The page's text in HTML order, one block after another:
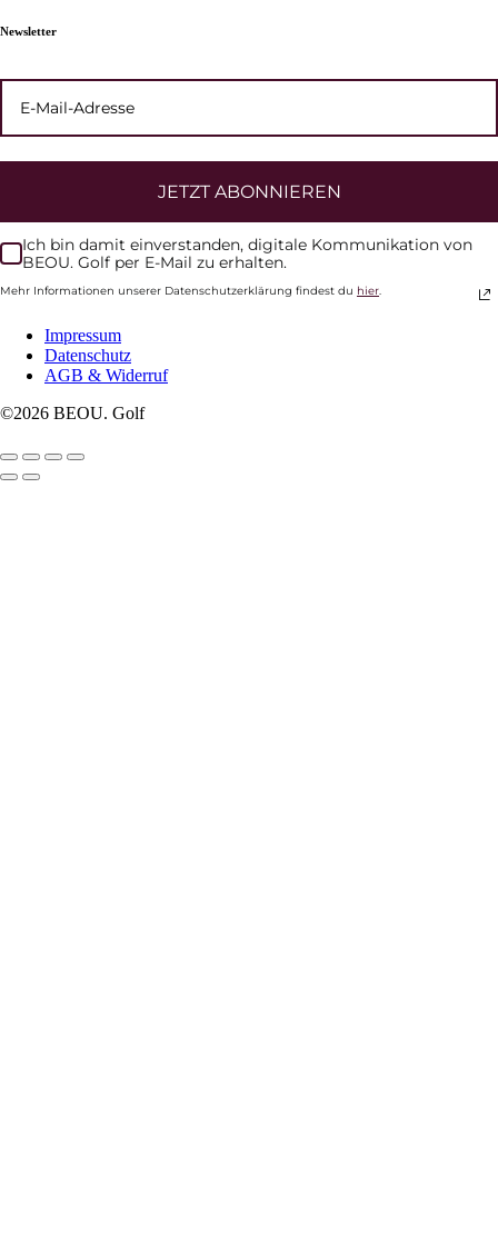
Newsletter
JETZT ABONNIEREN
Ich bin damit einverstanden, digitale Kommunikation von
BEOU. Golf per E-Mail zu erhalten.
Mehr Informationen unserer Datenschutzerklärung findest du hier.
Impressum
Datenschutz
AGB & Widerruf
©2026 BEOU. Golf